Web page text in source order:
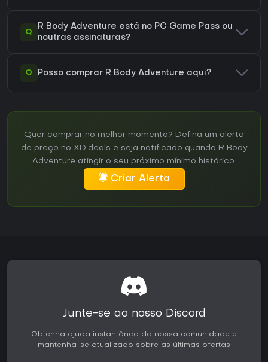
Q
R Body Adventure está no PC Game Pass ou
noutras assinaturas?
Q Posso comprar R Body Adventure aqui?
Quer comprar no melhor momento? Defina um alerta
de preço no XD.deals e seja notificado quando R Body
Adventure atingir o seu próximo mínimo histórico.
Criar Alerta
Junte-se ao nosso Discord
Obtenha ajuda instantânea da nossa comunidade e
mantenha-se atualizado sobre as últimas ofertas